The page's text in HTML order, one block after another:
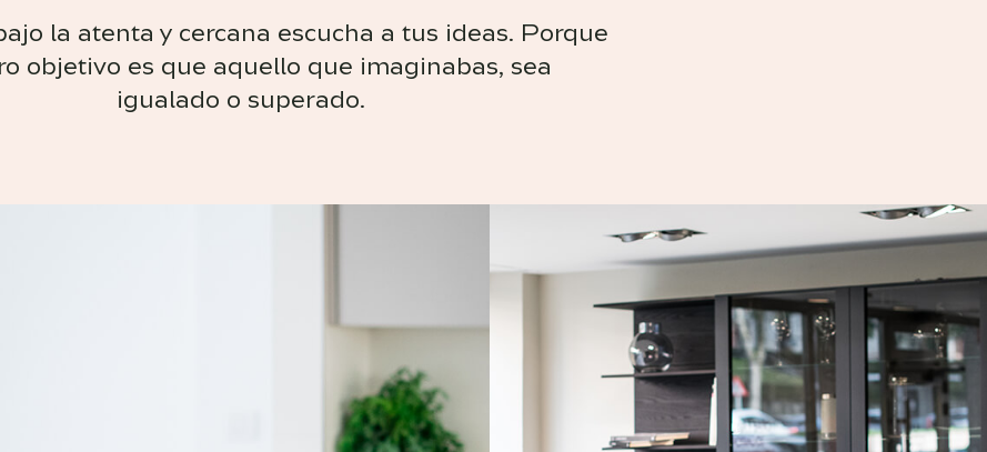
la atenta y cercana escucha a tus ideas. Porque
objetivo es que aquello que imaginabas, sea
igualado o superado.